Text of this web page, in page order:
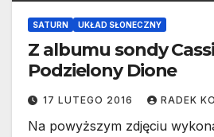
SATURN UKŁAD SŁONECZNY
Z albumu sondy
Podzielony Dione
17 LUTEGO 2016 RADEK
Na powyższym zdjęciu